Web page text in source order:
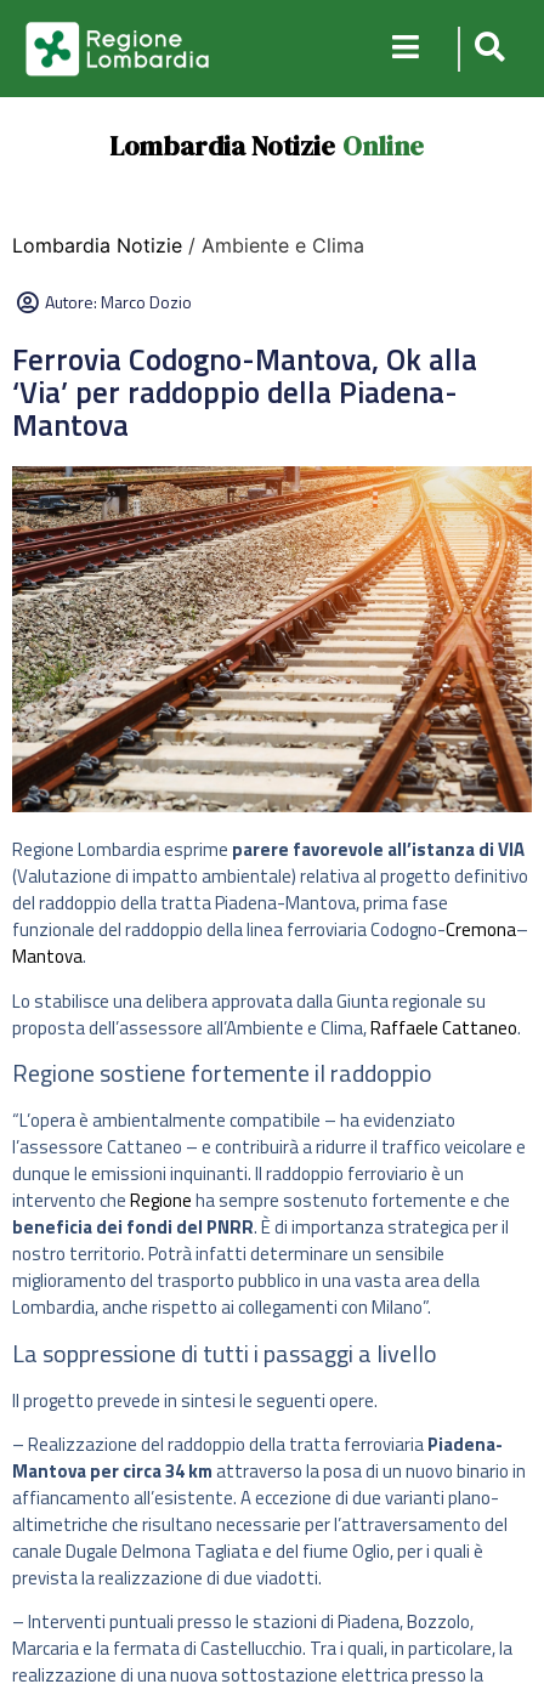
Lombardia Notizie Online
Lombardia Notizie / Ambiente e Clima
Autore:Marco Dozio
Ferrovia Codogno-Mantova, Ok alla
‘Via’ per raddoppio della Piadena-
Mantova
Regione Lombardia esprime parere favorevole all’istanza di VIA
(Valutazione di impatto ambientale) relativa al progetto definitivo
del raddoppio della tratta Piadena-Mantova, prima fase
funzionale del raddoppio della linea ferroviaria Codogno-Cremona–
Mantova.
Lo stabilisce una delibera approvata dalla Giunta regionale su
proposta dell’assessore all’Ambiente e Clima,Raffaele Cattaneo.
Regione sostiene fortemente il raddoppio
“L’opera è ambientalmente compatibile – ha evidenziato
l’assessore Cattaneo – e contribuirà a ridurre il traffico veicolare e
dunque le emissioni inquinanti. Il raddoppio ferroviario è un
intervento cheRegioneha sempre sostenuto fortemente e che
beneficia dei fondi del PNRR. È di importanza strategica per il
nostro territorio. Potrà infatti determinare un sensibile
miglioramento del trasporto pubblico in una vasta area della
Lombardia, anche rispetto ai collegamenti con Milano”.
La soppressione di tutti i passaggi a livello
Il progetto prevede in sintesi le seguenti opere.
– Realizzazione del raddoppio della tratta ferroviariaPiadena-
Mantova per circa 34 kmattraverso la posa di un nuovo binario in
affiancamento all’esistente. A eccezione di due varianti plano-
altimetriche che risultano necessarie per l’attraversamento del
canale Dugale Delmona Tagliata e del fiume Oglio, per i quali è
prevista la realizzazione di due viadotti.
– Interventi puntuali presso le stazioni di Piadena, Bozzolo,
Marcaria e la fermata di Castellucchio. Tra i quali, in particolare, la
realizzazione di una nuova sottostazione elettrica presso la